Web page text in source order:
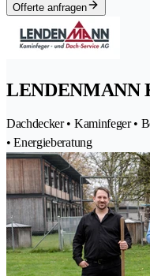
Offerte anfragen
LENDENMANN
Dachdecker • Kaminfeger •
• Energieberatung